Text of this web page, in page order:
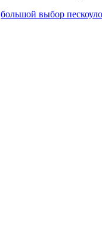
большой выбор